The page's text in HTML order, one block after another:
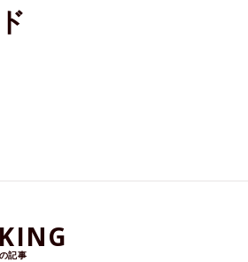
記事